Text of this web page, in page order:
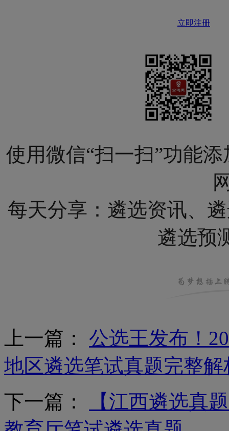
立即注册
使用微信“扫一扫”功能
每天分享：遴选资讯、
遴选
上一篇： 公选王发布！
地区遴选笔试真题完整
下一篇：
【江西遴选真